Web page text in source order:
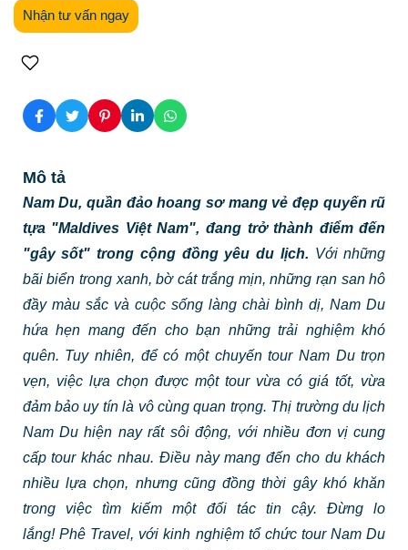
Nhận tư vấn ngay
Mô tả
Nam Du, quần đảo hoang sơ mang vẻ đẹp quyến rũ
tựa "Maldives Việt Nam", đang trở thành điểm đến
"gây sốt" trong cộng đồng yêu du lịch. Với những
bãi biển trong xanh, bờ cát trắng mịn, những rạn san hô
đầy màu sắc và cuộc sống làng chài bình dị, Nam Du
hứa hẹn mang đến cho bạn những trải nghiệm khó
quên. Tuy nhiên, để có một chuyến tour Nam Du trọn
vẹn, việc lựa chọn được một tour vừa có giá tốt, vừa
đảm bảo uy tín là vô cùng quan trọng. Thị trường du lịch
Nam Du hiện nay rất sôi động, với nhiều đơn vị cung
cấp tour khác nhau. Điều này mang đến cho du khách
nhiều lựa chọn, nhưng cũng đồng thời gây khó khăn
trong việc tìm kiếm một đối tác tin cậy. Đừng lo
lắng! Phê Travel, với kinh nghiệm tổ chức tour Nam Du